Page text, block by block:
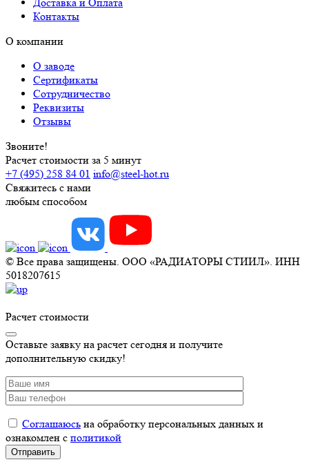
Контакты
О компании
О заводе
Сертификаты
Сотрудничество
Реквизиты
Отзывы
Звоните!
Расчет стоимости за 5 минут
+7 (495) 258 84 01 info@steel-hot.ru
Свяжитесь с нами
любым способом
© Все права защищены. ООО «РАДИАТОРЫ СТИИЛ». ИНН
5018207615
Расчет стоимости
Оставьте заявку на расчет сегодня и получите
дополнительную скидку!
Соглашаюсь на обработку персональных данных и
ознакомлен с политикой